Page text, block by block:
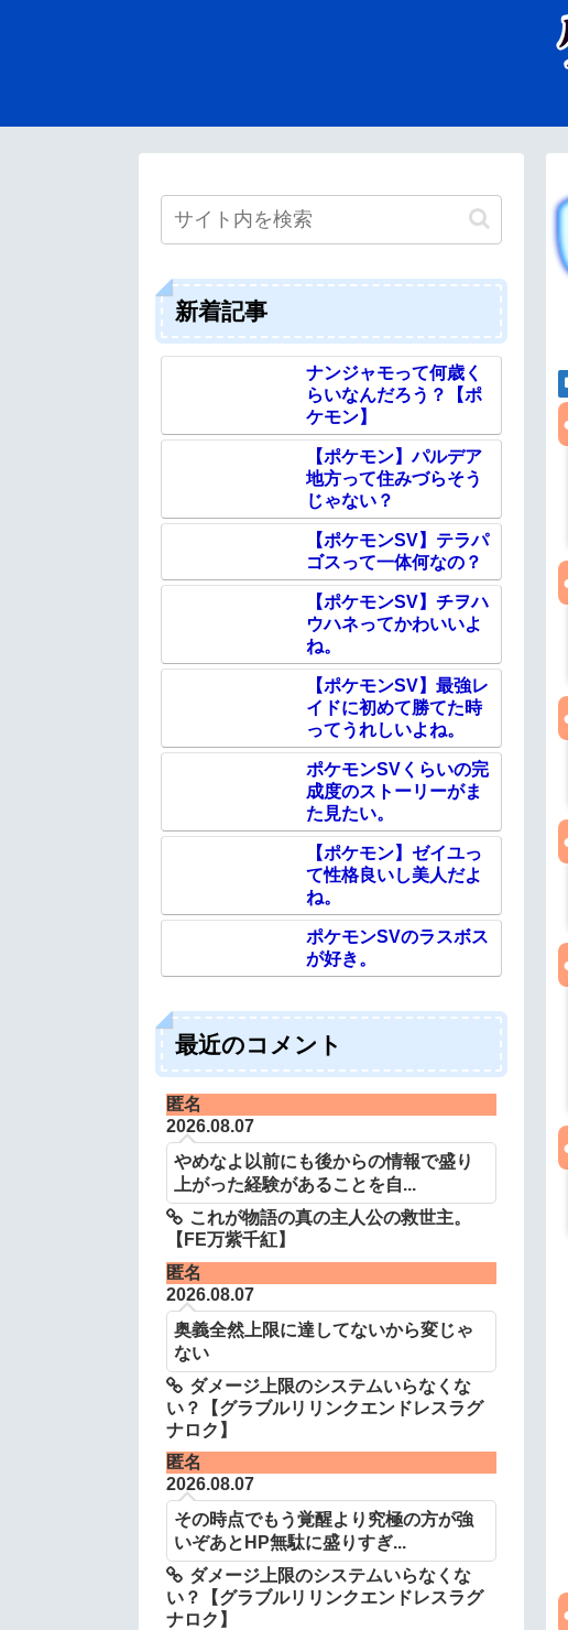
新着記事
ナンジャモって何歳く
らいなんだろう？【ポ
ケモン】
【ポケモン】パルデア
地方って住みづらそう
じゃない？
【ポケモンSV】テラパ
ゴスって一体何なの？
【ポケモンSV】チヲハ
ウハネってかわいいよ
ね。
【ポケモンSV】最強レ
イドに初めて勝てた時
ってうれしいよね。
ポケモンSVくらいの完
成度のストーリーがま
た見たい。
【ポケモン】ゼイユっ
て性格良いし美人だよ
ね。
ポケモンSVのラスボス
が好き。
最近のコメント
匿名
2026.08.07
やめなよ以前にも後からの情報で盛り
上がった経験があることを自...
これが物語の真の主人公の救世主。
【FE万紫千紅】
匿名
2026.08.07
奥義全然上限に達してないから変じゃ
ない
ダメージ上限のシステムいらなくな
い？【グラブルリリンクエンドレスラグ
ナロク】
匿名
2026.08.07
その時点でもう覚醒より究極の方が強
いぞあとHP無駄に盛りすぎ...
ダメージ上限のシステムいらなくな
い？【グラブルリリンクエンドレスラグ
ナロク】